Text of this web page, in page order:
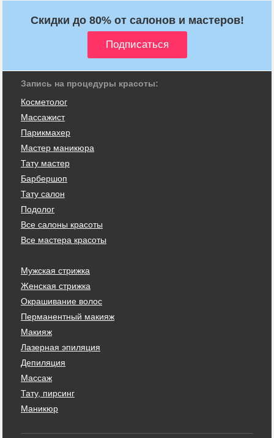
Скидки до 80% от салонов и мастеров!
Запись на процедуры красоты:
Косметолог
Массажист
Парикмахер
Мастер маникюра
Тату мастер
Барбершоп
Тату салон
Подолог
Все салоны красоты
Все мастера красоты
Мужская стрижка
Женская стрижка
Окрашивание волос
Перманентный макияж
Макияж
Лазерная эпиляция
Депиляция
Массаж
Тату, пирсинг
Маникюр